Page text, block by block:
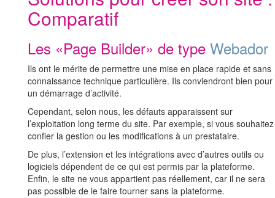
Comparatif
Les «Page Builder» de type Webador
Ils ont le mérite de permettre une mise en place rapide et sans
connaissance technique particulière. Ils conviendront bien pour
un démarrage d’activité.
Cependant, selon nous, les défauts apparaissent sur
l’exploitation long terme du site. Par exemple, si vous souhaitez
confier la gestion ou les modifications à un prestataire.
De plus, l’extension et les intégrations avec d’autres outils ou
logiciels dépendent de ce qui est permis par la plateforme.
Enfin, le site ne vous appartient pas réellement, car il ne sera
pas possible de le faire tourner sans la plateforme.